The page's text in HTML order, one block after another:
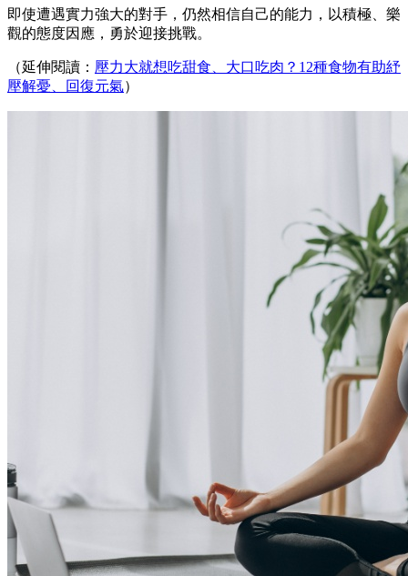
即使遭遇實力強大的對手，仍然相信自己的能力，以積極、樂
觀的態度因應，勇於迎接挑戰。
（延伸閱讀： 壓力大就想吃甜食、大口吃肉？12種食物有助紓
壓解憂、回復元氣）